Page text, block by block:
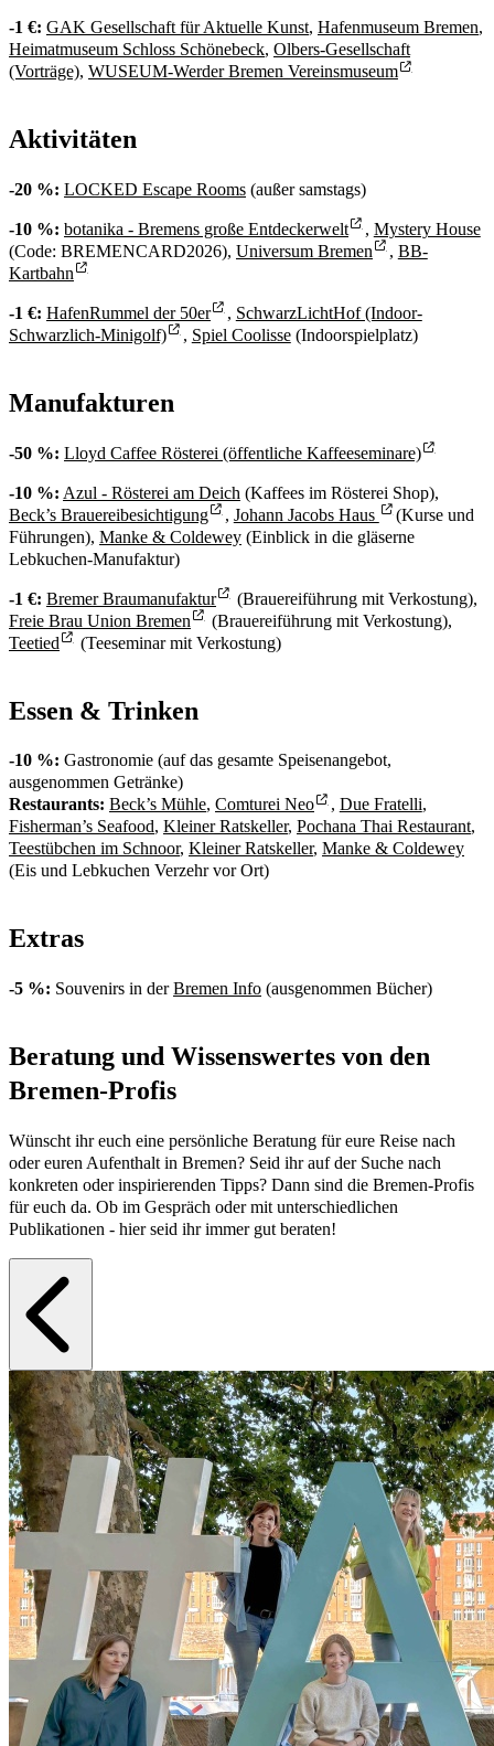
-1 €: GAK Gesellschaft für Aktuelle Kunst, Hafenmuseum Bremen,
Heimatmuseum Schloss Schönebeck, Olbers-Gesellschaft
(Vorträge), WUSEUM-Werder Bremen Vereinsmuseum
Aktivitäten
-20 %: LOCKED Escape Rooms (außer samstags)
-10 %: botanika - Bremens große Entdeckerwelt , Mystery House
(Code: BREMENCARD2026), Universum Bremen , BB-
Kartbahn
-1 €: HafenRummel der 50er , SchwarzLichtHof (Indoor-
Schwarzlich-Minigolf)
, Spiel Coolisse(Indoorspielplatz)
Manufakturen
-50 %: Lloyd Caffee Rösterei (öffentliche Kaffeeseminare)
-10 %: Azul - Rösterei am Deich (Kaffees im Rösterei Shop),
Beck’s Brauereibesichtigung
, Johann Jacobs Haus
(Kurse und
Führungen), Manke & Coldewey (Einblick in die gläserne
Lebkuchen-Manufaktur)
-1 €: Bremer Braumanufaktur
(Brauereiführung mit Verkostung),
Freie Brau Union Bremen
(Brauereiführung mit Verkostung),
Teetied
(Teeseminar mit Verkostung)
Essen & Trinken
-10 %: Gastronomie (auf das gesamte Speisenangebot,
ausgenommen Getränke)
Restaurants: Beck’s Mühle, Comturei Neo , Due Fratelli,
Fisherman’s Seafood, Kleiner Ratskeller, Pochana Thai Restaurant,
Teestübchen im Schnoor, Kleiner Ratskeller, Manke & Coldewey
(Eis und Lebkuchen Verzehr vor Ort)
Extras
-5 %: Souvenirs in derBremen Info (ausgenommen Bücher)
Beratung und Wissenswertes von den
Bremen-Profis
Wünscht ihr euch eine persönliche Beratung für eure Reise nach
oder euren Aufenthalt in Bremen? Seid ihr auf der Suche nach
konkreten oder inspirierenden Tipps? Dann sind die Bremen-Profis
für euch da. Ob im Gespräch oder mit unterschiedlichen
Publikationen - hier seid ihr immer gut beraten!